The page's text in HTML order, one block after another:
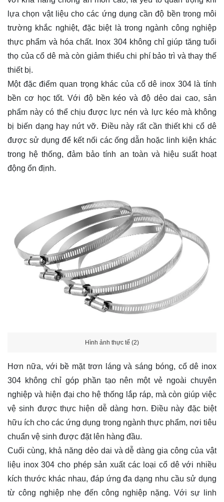
lựa chọn vật liệu cho các ứng dụng cần độ bền trong môi
trường khắc nghiệt, đặc biệt là trong ngành công nghiệp
thực phẩm và hóa chất. Inox 304 không chỉ giúp tăng tuổi
thọ của cổ dê mà còn giảm thiểu chi phí bảo trì và thay thế
thiết bị.
Một đặc điểm quan trọng khác của cổ dê inox 304 là tính
bền cơ học tốt. Với độ bền kéo và độ dẻo dai cao, sản
phẩm này có thể chịu được lực nén và lực kéo mà không
bị biến dạng hay nứt vỡ. Điều này rất cần thiết khi cổ dê
được sử dụng để kết nối các ống dẫn hoặc linh kiện khác
trong hệ thống, đảm bảo tính an toàn và hiệu suất hoạt
động ổn định.
Hình ảnh thực tế (2)
Hơn nữa, với bề mặt trơn láng và sáng bóng, cổ dê inox
304 không chỉ góp phần tạo nên một vẻ ngoài chuyên
nghiệp và hiện đại cho hệ thống lắp ráp, mà còn giúp việc
vệ sinh được thực hiện dễ dàng hơn. Điều này đặc biệt
hữu ích cho các ứng dụng trong ngành thực phẩm, nơi tiêu
chuẩn vệ sinh được đặt lên hàng đầu.
Cuối cùng, khả năng dẻo dai và dễ dàng gia công của vật
liệu inox 304 cho phép sản xuất các loại cổ dê với nhiều
kích thước khác nhau, đáp ứng đa dạng nhu cầu sử dụng
từ công nghiệp nhẹ đến công nghiệp nặng. Với sự linh